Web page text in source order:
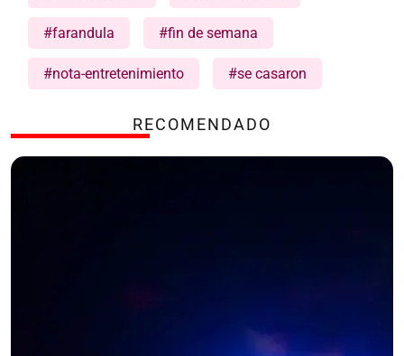
#farandula #fin de semana
#nota-entretenimiento #se casaron
RECOMENDADO